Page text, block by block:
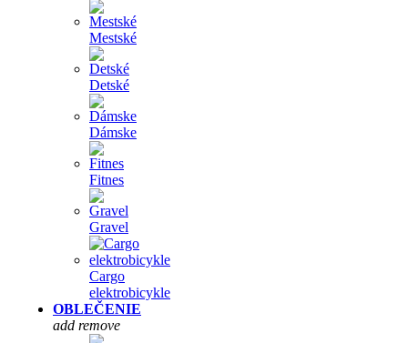
Mestské
Detské
Dámske
Fitnes
Gravel
Cargo
elektrobicykle
OBLEČENIE
add remove